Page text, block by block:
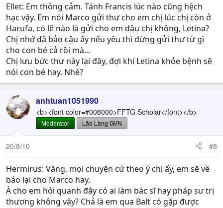
Ellet: Em thông cảm. Tánh Francis lúc nào cũng hệch
hạc vậy. Em nói Marco gửi thư cho em chị lúc chị còn ở
Harufa, có lẽ nào là gửi cho em dâu chị không, Letina?
Chị nhớ đã bảo cậu ấy nếu yêu thì đừng gửi thư từ gì
cho con bé cả rồi mà...
Chị lưu bức thư này lại đây, đợi khi Letina khỏe bệnh sẽ
nói con bé hay. Nhé?
anhtuan1051990
<b><font color=#008000>FFTG Scholar</font></b>
Moderator Lão Làng GVN
20/8/10 #8
Hermirus: Vâng, mọi chuyện cứ theo ý chị ấy, em sẽ về
báo lại cho Marco hay.
À cho em hỏi quanh đây có ai làm bác sĩ hay pháp sư trị
thương không vậy? Chả là em qua Balt có gặp được